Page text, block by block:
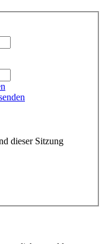
dieser Sitzung